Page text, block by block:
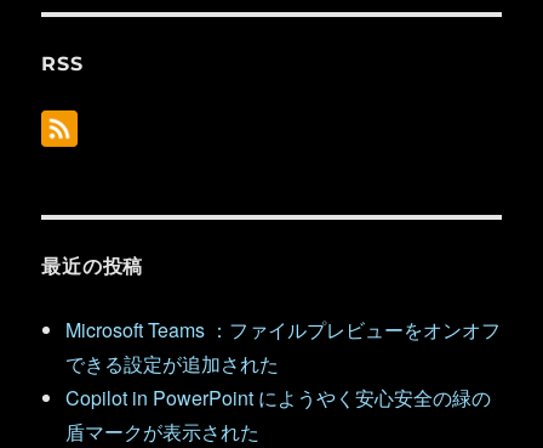
RSS
最近の投稿
Microsoft Teams ：ファイルプレビューをオンオフ
できる設定が追加された
Copilot in PowerPoint にようやく安心安全の緑の
盾マークが表示された